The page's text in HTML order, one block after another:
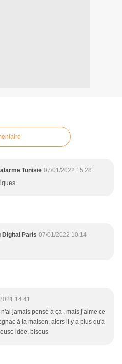
Tunisie 07/01/2022 15:28
Digital Paris 07/01/2022 10:14
14:41
jamais pensé à ça , mais j’aime ce
à la maison, alors il y a plus qu'à
idée, bisous